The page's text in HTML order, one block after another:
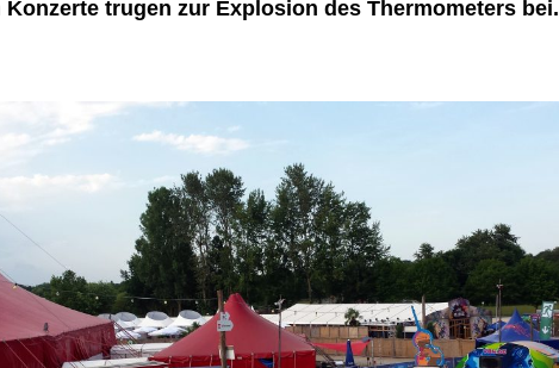
trugen zur Explosion des Thermometers bei.